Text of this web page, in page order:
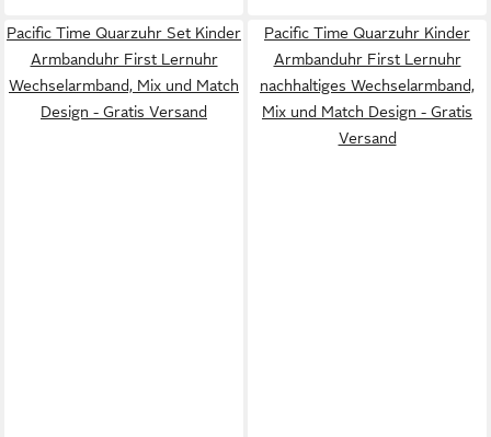
Pacific Time Quarzuhr Set Kinder
Armbanduhr First Lernuhr
Wechselarmband, Mix und Match
Design - Gratis Versand
Pacific Time Quarzuhr Kinder
Armbanduhr First Lernuhr
nachhaltiges Wechselarmband,
Mix und Match Design - Gratis
Versand